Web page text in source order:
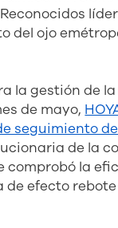
del ojo
la gestión de
de mayo,
seguimiento de
de la
comprobó la
efecto